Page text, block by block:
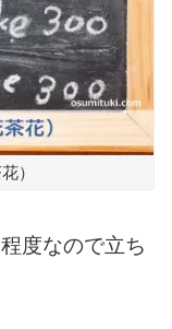
）
度なので立ち